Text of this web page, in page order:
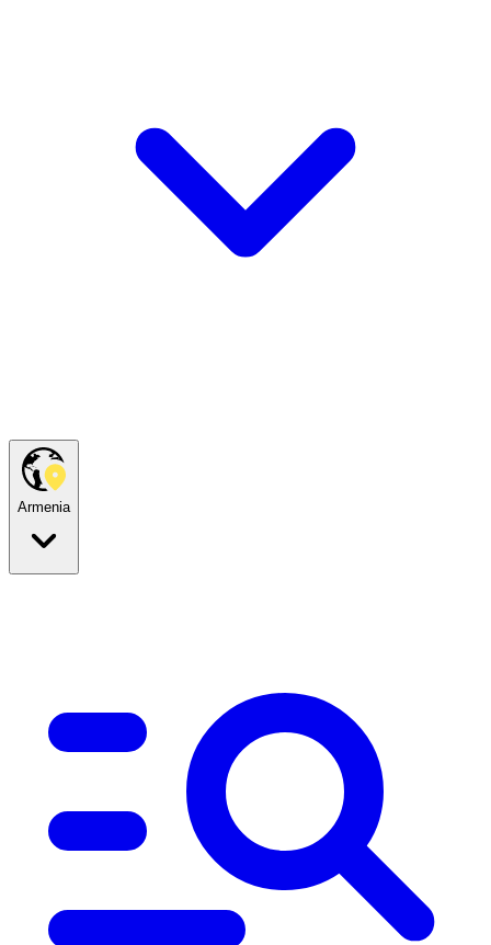
Armenia